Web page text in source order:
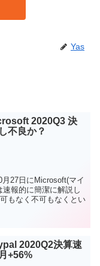
Yas
2020Q3 決
不良か？
27日にMicrosoft(マイ
報的に簡潔に解説し
もなく不可もなくとい
2020Q2決算速
+56%